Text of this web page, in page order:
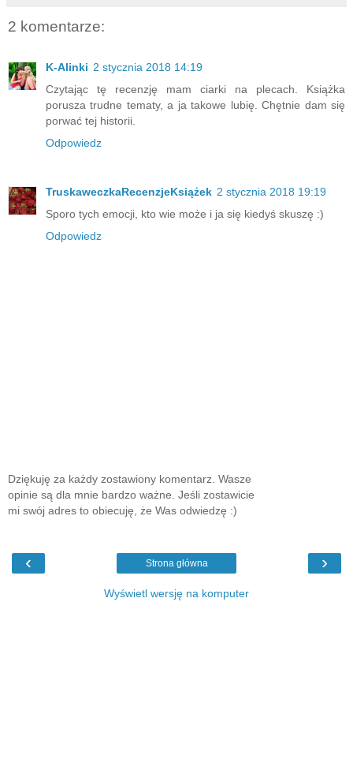
2 komentarze:
K-Alinki 2 stycznia 2018 14:19
Czytając tę recenzję mam ciarki na plecach. Książka
porusza trudne tematy, a ja takowe lubię. Chętnie dam się
porwać tej historii.
Odpowiedz
TruskaweczkaRecenzjeKsiążek 2 stycznia 2018 19:19
Sporo tych emocji, kto wie może i ja się kiedyś skuszę :)
Odpowiedz
Dziękuję za każdy zostawiony komentarz. Wasze
opinie są dla mnie bardzo ważne. Jeśli zostawicie
mi swój adres to obiecuję, że Was odwiedzę :)
‹ ›
Strona główna
Wyświetl wersję na komputer